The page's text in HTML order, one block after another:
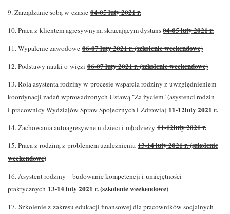
9. Zarządzanie sobą w czasie 04-05 luty 2021 r.
10. Praca z klientem agresywnym, skracającym dystans04-05 luty 2021 r.
11. Wypalenie zawodowe 06-07 luty 2021 r. (szkolenie weekendowe)
12. Podstawy nauki o więzi 06-07 luty 2021 r. (szkolenie weekendowe)
13. Rola asystenta rodziny w procesie wsparcia rodziny z uwzględnieniem
koordynacji zadań wprowadzonych Ustawą "Za życiem" (asystenci rodzin
i pracownicy Wydziałów Spraw Społecznych i Zdrowia) 11-12luty 2021 r.
14. Zachowania autoagresywne u dzieci i młodzieży 11-12luty 2021 r.
15. Praca z rodziną z problemem uzależnienia 13-14 luty 2021 r. (szkolenie
weekendowe)
16. Asystent rodziny – budowanie kompetencji i umiejętności
praktycznych 13-14 luty 2021 r. (szkolenie weekendowe)
17. Szkolenie z zakresu edukacji finansowej dla pracowników socjalnych